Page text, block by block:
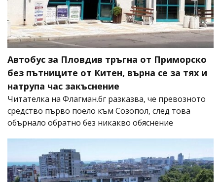
Автобус за Пловдив тръгна от Приморско
без пътниците от Китен, върна се за тях и
натрупа час закъснение
Читателка на Флагман.бг разказва, че превозното
средство първо поело към Созопол, след това
обърнало обратно без никакво обяснение